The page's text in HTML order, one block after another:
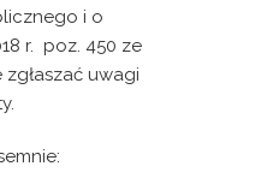
i o
r. poz. 450 ze
uwagi